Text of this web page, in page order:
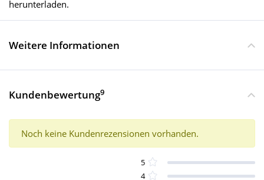
herunterladen.
Weitere Informationen
Kundenbewertung9
Noch keine Kundenrezensionen vorhanden.
5
4